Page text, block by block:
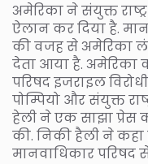
अमेरिका ने संयुक्त
ऐलान कर दिया है.
की वजह से अमेरिका
देता आया है. अमेरिका
परिषद इजराइल
पोम्पियो और संयुक्त
हेली ने एक साझा प्रेस
की. निकी हैली ने कहा
मानवाधिकार परिषद से